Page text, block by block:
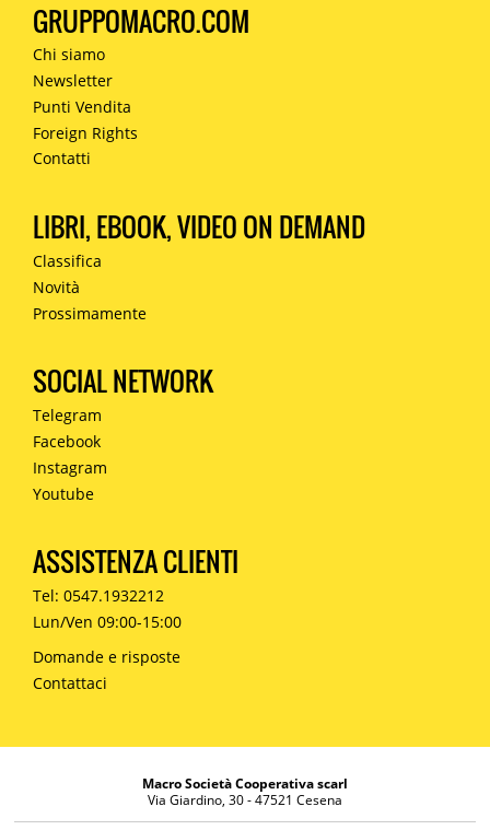
GRUPPOMACRO.COM
Chi siamo
Newsletter
Punti Vendita
Foreign Rights
Contatti
LIBRI, EBOOK, VIDEO ON DEMAND
Classifica
Novità
Prossimamente
SOCIAL NETWORK
Telegram
Facebook
Instagram
Youtube
ASSISTENZA CLIENTI
Tel: 0547.1932212
Lun/Ven 09:00-15:00
Domande e risposte
Contattaci
Macro Società Cooperativa scarl
Via Giardino, 30 - 47521 Cesena